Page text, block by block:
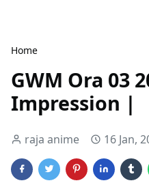
Home
GWM Ora 03
Impression |
raja anime 16 Jan,